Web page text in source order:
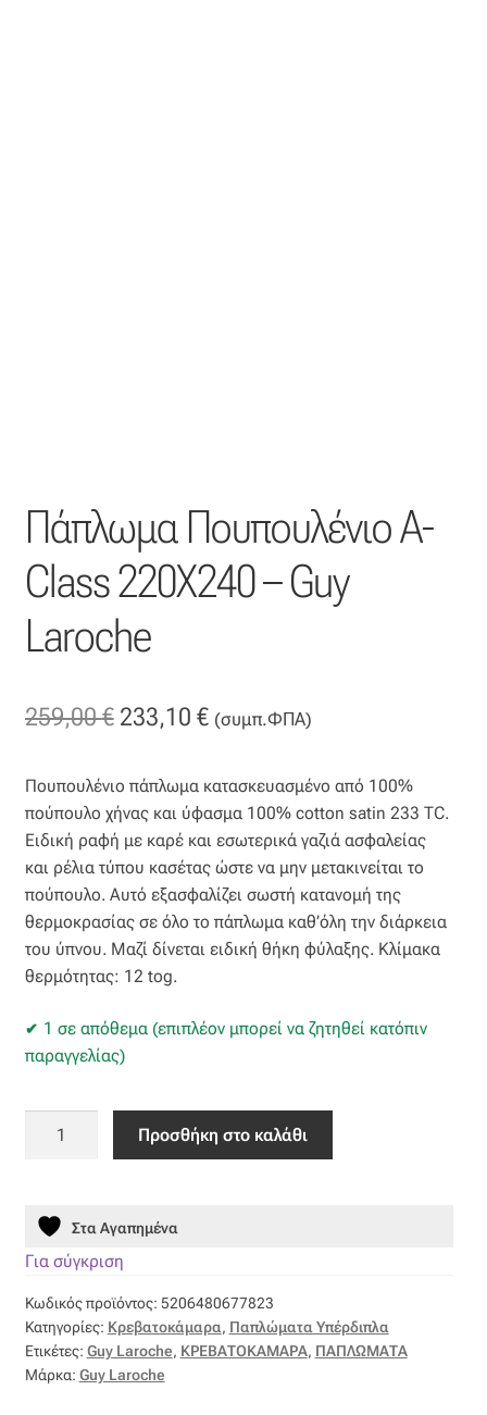
Βαμβακοσατέν
Βελούδο
Βελουτέ
Γκρο
Δαντέλα
Δίχτυ
Επιπλόπανο
Ζακάρ
Λονέτα
Μουσελίνα
Μπροκάρ
Πάπλωμα Πουπουλένιο A-
Class 220X240 – Guy
Laroche
259,00€ Original
was:
259,00 €.
233,10 €Η
τιμή
είναι:
233,10 €.
(συμπ.ΦΠΑ)
Πουπουλένιο πάπλωμα κατασκευασμένο από 100%
πούπουλο χήνας και ύφασμα 100% cotton satin 233 TC.
Ειδική ραφή με καρέ και εσωτερικά γαζιά ασφαλείας
και ρέλια τύπου κασέτας ώστε να μην μετακινείται το
πούπουλο. Αυτό εξασφαλίζει σωστή κατανομή της
θερμοκρασίας σε όλο το πάπλωμα καθ’όλη την διάρκεια
του ύπνου. Μαζί δίνεται ειδική θήκη φύλαξης. Κλίμακα
θερμότητας: 12 tog.
1 σε απόθεμα (επιπλέον μπορεί να ζητηθεί κατόπιν
παραγγελίας)
Πάπλωμα
220X240
-
Laroche
ποσότητα
Προσθήκη στο καλάθι
Στα Αγαπημένα
Για σύγκριση
Κωδικός προϊόντος: 5206480677823
Κατηγορίες: Κρεβατοκάμαρα, Παπλώματα Υπέρδιπλα
Ετικέτες: Guy Laroche, ΚΡΕΒΑΤΟΚΑΜΑΡΑ, ΠΑΠΛΩΜΑΤΑ
Μάρκα: Guy Laroche